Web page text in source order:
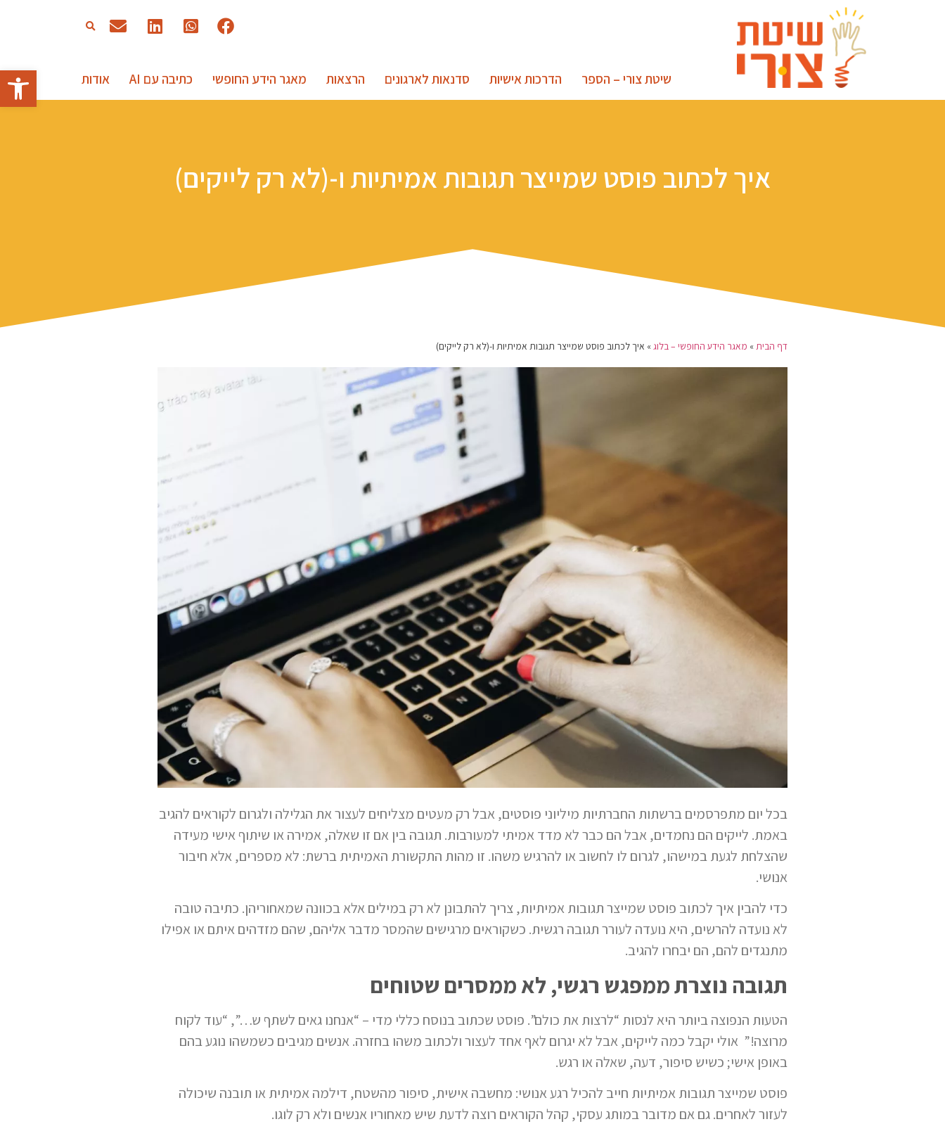
שיטת צורי – הספר הדרכות אישיות סדנאות לארגונים הרצאות מאגר הידע החופשי כתיבה עם AI אודות
איך לכתוב פוסט שמייצר תגובות אמיתיות ו-(לא רק לייקים)
דף הבית » מאגר הידע החופשי – בלוג » איך לכתוב פוסט שמייצר תגובות אמיתיות ו-(לא רק לייקים)
בכל יום מתפרסמים ברשתות החברתיות מיליוני פוסטים, אבל רק מעטים מצליחים לעצור את הגלילה ולגרום לקוראים להגיב
באמת. לייקים הם נחמדים, אבל הם כבר לא מדד אמיתי למעורבות. תגובה בין אם זו שאלה, אמירה או שיתוף אישי מעידה
שהצלחת לגעת במישהו, לגרום לו לחשוב או להרגיש משהו. זו מהות התקשורת האמיתית ברשת: לא מספרים, אלא חיבור
אנושי.
כדי להבין איך לכתוב פוסט שמייצר תגובות אמיתיות, צריך להתבונן לא רק במילים אלא בכוונה שמאחוריהן. כתיבה טובה
לא נועדה להרשים, היא נועדה לעורר תגובה רגשית. כשקוראים מרגישים שהמסר מדבר אליהם, שהם מזדהים איתם או אפילו
מתנגדים להם, הם יבחרו להגיב.
תגובה נוצרת ממפגש רגשי, לא ממסרים שטוחים
הטעות הנפוצה ביותר היא לנסות “לרצות את כולם”. פוסט שכתוב בנוסח כללי מדי – “אנחנו גאים לשתף ש…”, “עוד לקוח
מרוצה!” אולי יקבל כמה לייקים, אבל לא יגרום לאף אחד לעצור ולכתוב משהו בחזרה. אנשים מגיבים כשמשהו נוגע בהם
באופן אישי; כשיש סיפור, דעה, שאלה או רגש.
פוסט שמייצר תגובות אמיתיות חייב להכיל רגע אנושי: מחשבה אישית, סיפור מהשטח, דילמה אמיתית או תובנה שיכולה
לעזור לאחרים. גם אם מדובר במותג עסקי, קהל הקוראים רוצה לדעת שיש מאחוריו אנשים ולא רק לוגו.
פתח